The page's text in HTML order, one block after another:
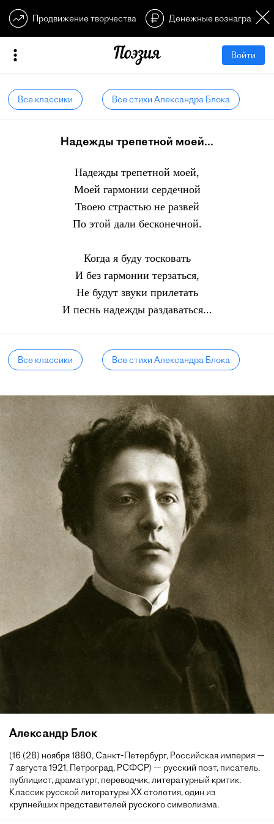
Продвижение творчества Денежные
Войти
Все классики Все стихи Александра Блока
Надежды трепетной моей...
Надежды трепетной моей,
Моей гармонии сердечной
Твоею страстью не развей
По этой дали бесконечной.
Когда я буду тосковать
И без гармонии терзаться,
Не будут звуки прилетать
И песнь надежды раздаваться...
Все классики Все стихи Александра Блока
Александр Блок
(16 (28) ноября 1880, Санкт-Петербург, Российская империя —
7 августа 1921, Петроград, РСФСР) — русский поэт, писатель,
публицист, драматург, переводчик, литературный критик.
Классик русской литературы XX столетия, один из
крупнейших представителей русского символизма.